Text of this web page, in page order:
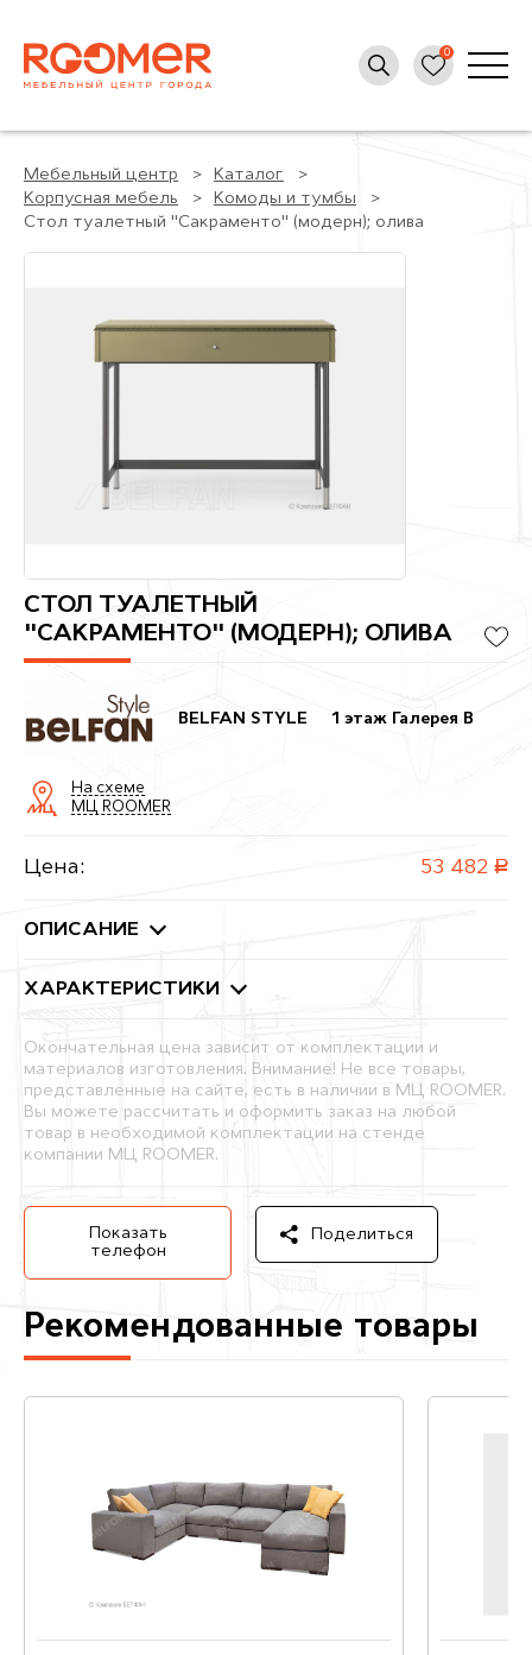
Мебельный центр
Каталог
Корпусная мебель
Комоды и тумбы
Стол туалетный "Сакраменто" (модерн); олива
СТОЛ ТУАЛЕТНЫЙ
"САКРАМЕНТО" (МОДЕРН); ОЛИВА
BELFAN STYLE 1 этаж Галерея B
На схеме
МЦ ROOMER
Цена: 53 482 руб.
ОПИСАНИЕ
ХАРАКТЕРИСТИКИ
Окончательная цена зависит от комплектации и
материалов изготовления. Внимание! Не все товары,
представленные на сайте, есть в наличии в МЦ ROOMER.
Вы можете рассчитать и оформить заказ на любой
товар в необходимой комплектации на стенде
компании МЦ ROOMER.
Показать
телефон
Поделиться
Рекомендованные товары